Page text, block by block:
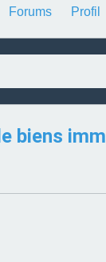
Forums Profil
biens